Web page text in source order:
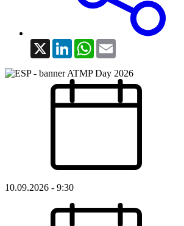
X LinkedInWhatsApp
10.09.2026 - 9:30